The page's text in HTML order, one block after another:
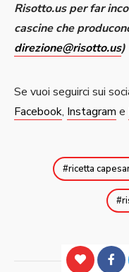
Risotto.us per far
cascine che
direzione@risotto.us)
Se vuoi seguirci sui
Facebook, Instagram e
ricetta